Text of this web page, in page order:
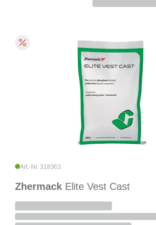
Art.-Nr. 318363
Zhermack Elite Vest Cast